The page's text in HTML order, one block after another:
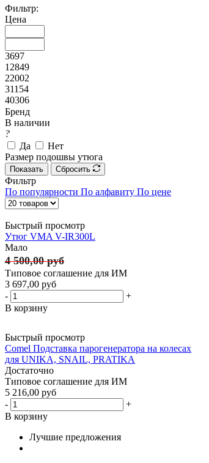
Фильтр:
Цена
3697
12849
22002
31154
40306
Бренд
В наличии
?
Да
Нет
Размер подошвы утюга
Показать Сбросить
Фильтр
По популярности По алфавиту По цене
Быстрый просмотр
Утюг VMA V-IR300L
Мало
4 500,00 руб
Типовое соглашение для ИМ
3 697,00 руб
-
+
В корзину
Быстрый просмотр
Comel Подставка парогенератора на колесах
для UNIKA, SNAIL, PRATIKA
Достаточно
Типовое соглашение для ИМ
5 216,00 руб
-
+
В корзину
Лучшие предложения